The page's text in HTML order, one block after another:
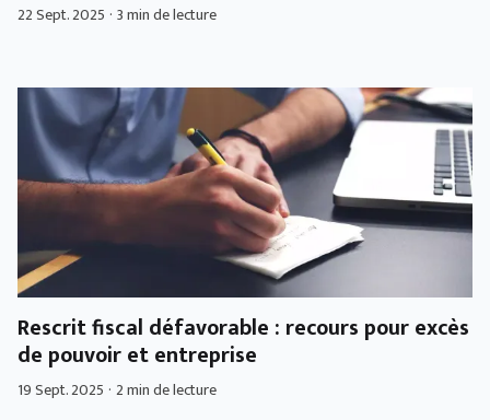
22 Sept. 2025 · 3 min de lecture
Rescrit fiscal défavorable : recours pour excès
de pouvoir et entreprise
19 Sept. 2025 · 2 min de lecture